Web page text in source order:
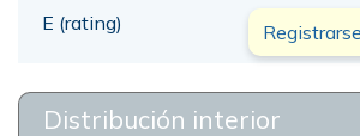
E (rating)
Distribución interior